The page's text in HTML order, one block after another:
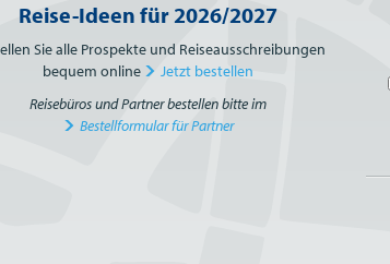
Reise-Ideen für 2026/2027
Sie alle Prospekte und Reiseausschreibungen
bequem online
Jetzt bestellen
Reisebüros und Partner bestellen bitte im
Bestellformular für Partner